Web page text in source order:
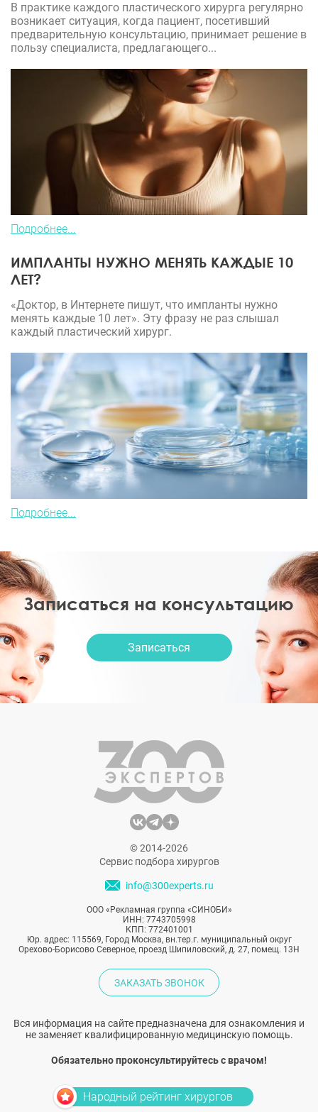
В практике каждого пластического хирурга регулярно
возникает ситуация, когда пациент, посетивший
предварительную консультацию, принимает решение в
пользу специалиста, предлагающего...
Подробнее...
ИМПЛАНТЫ НУЖНО МЕНЯТЬ КАЖДЫЕ 10
ЛЕТ?
«Доктор, в Интернете пишут, что импланты нужно
менять каждые 10 лет». Эту фразу не раз слышал
каждый пластический хирург.
Подробнее...
Записаться на консультацию
Записаться
© 2014-2026
Сервис подбора хирургов
info@300experts.ru
ООО «Рекламная группа «СИНОБИ»
ИНН: 7743705998
КПП: 772401001
Юр. адрес: 115569, Город Москва, вн.тер.г. муниципальный округ
Орехово-Борисово Северное, проезд Шипиловский, д. 27, помещ. 13Н
ЗАКАЗАТЬ ЗВОНОК
Вся информация на сайте предназначена для ознакомления и
не заменяет квалифицированную медицинскую помощь.
Обязательно проконсультируйтесь с врачом!
Народный рейтинг хирургов